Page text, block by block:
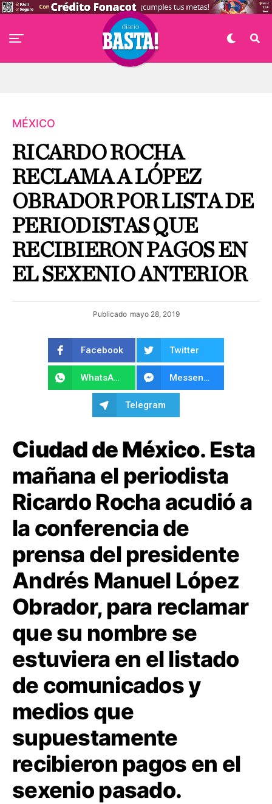
MÉXICO
RICARDO ROCHA
RECLAMA A LÓPEZ
OBRADOR POR LISTA DE
PERIODISTAS QUE
RECIBIERON PAGOS EN
EL SEXENIO ANTERIOR
Publicado mayo 28, 2019
Facebook Twitter
WhatsApp Messenger
Telegram
Ciudad de México. Esta
mañana el periodista
Ricardo Rocha acudió a
la conferencia de
prensa del presidente
Andrés Manuel López
Obrador, para reclamar
que su nombre se
estuviera en el listado
de comunicados y
medios que
supuestamente
recibieron pagos en el
sexenio pasado.